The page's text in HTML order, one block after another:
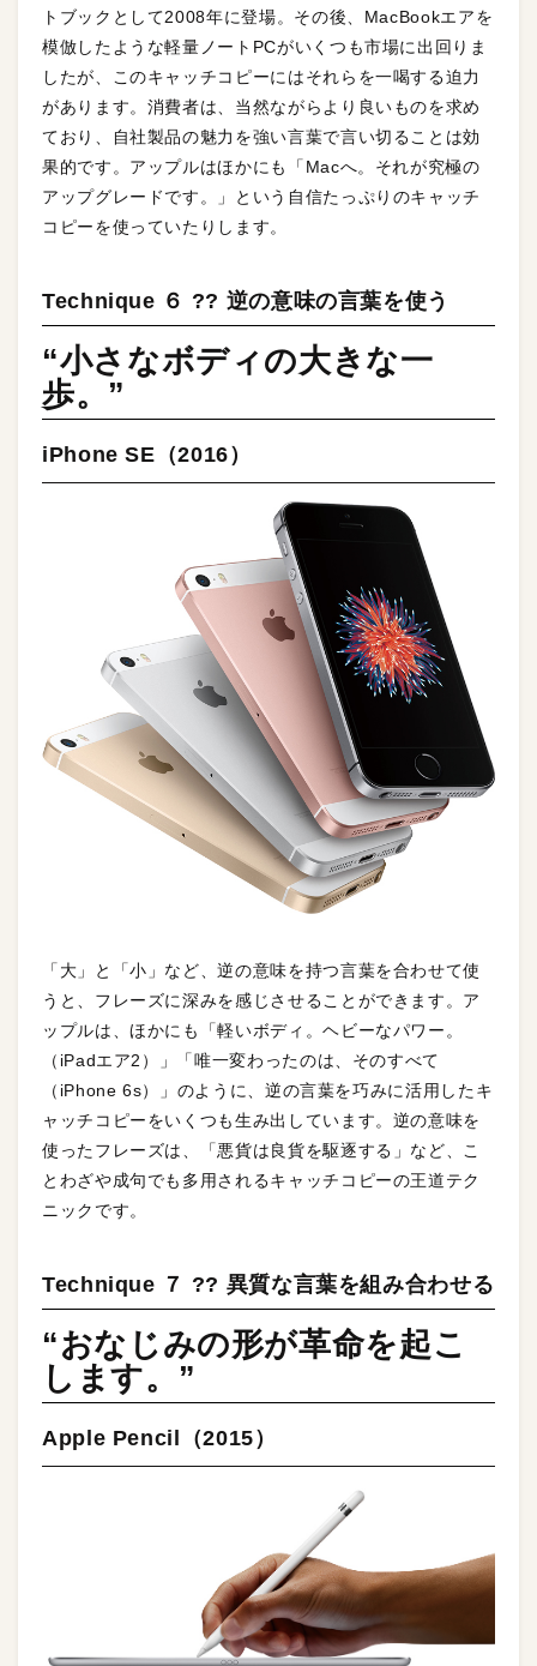
トブックとして2008年に登場。その後、MacBookエアを
模倣したような軽量ノートPCがいくつも市場に出回りま
したが、このキャッチコピーにはそれらを一喝する迫力
があります。消費者は、当然ながらより良いものを求め
ており、自社製品の魅力を強い言葉で言い切ることは効
果的です。アップルはほかにも「Macへ。それが究極の
アップグレードです。」という自信たっぷりのキャッチ
コピーを使っていたりします。
Technique ６ ?? 逆の意味の言葉を使う
“小さなボディの大きな一
歩。”
iPhone SE（2016）
「大」と「小」など、逆の意味を持つ言葉を合わせて使
うと、フレーズに深みを感じさせることができます。ア
ップルは、ほかにも「軽いボディ。ヘビーなパワー。
（iPadエア2）」「唯一変わったのは、そのすべて
（iPhone 6s）」のように、逆の言葉を巧みに活用したキ
ャッチコピーをいくつも生み出しています。逆の意味を
使ったフレーズは、「悪貨は良貨を駆逐する」など、こ
とわざや成句でも多用されるキャッチコピーの王道テク
ニックです。
Technique ７ ?? 異質な言葉を組み合わせる
“おなじみの形が革命を起こ
します。”
Apple Pencil（2015）